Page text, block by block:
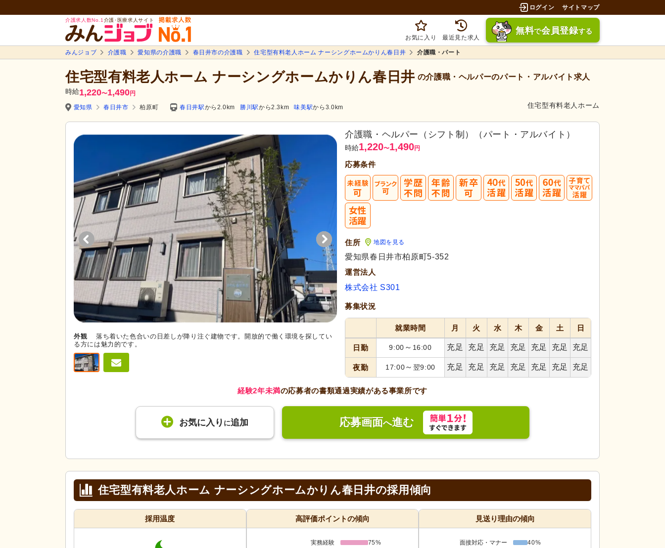
ログイン サイトマップ
介護求人数No.1 介護･医療求人サイト
お気に入り 最近見た求人
無料で会員登録する
みんジョブ 介護職 愛知県の介護職 春日井市の介護職 住宅型有料老人ホーム ナーシングホームかりん春日井 介護職・パート
住宅型有料老人ホーム ナーシングホームかりん春日井 の介護職・ヘルパーのパート・アルバイト求人
時給1,220〜1,490円
住宅型有料老人ホーム
愛知県 春日井市 柏原町 春日井駅から2.0km 勝川駅から2.3km 味美駅から3.0km
外観
落ち着いた色合いの日差しが降り注ぐ建物です。開放的で働く環境を探してい
る方には魅力的です。
まずは応募してみましょう！
転職成功者は
介護職・ヘルパー（シフト制）（パート・アルバイト）
時給1,220〜1,490円
応募条件
住所 地図を見る
愛知県春日井市柏原町5-352
運営法人
株式会社 S301
募集状況
就業時間 月 火 水 木 金 土 日
日勤 9:00 ～ 16:00 充足 充足 充足 充足 充足 充足 充足
夜勤 17:00～ 翌9:00 充足 充足 充足 充足 充足 充足 充足
経験2年未満の応募者の書類通過実績がある事業所です
お気に入り に追加 応募画面へ進む
住宅型有料老人ホーム ナーシングホームかりん春日井の採用傾向
採用温度 高評価ポイントの傾向
実務経験
75%
見送り理由の傾向
面接対応・マナー
40%